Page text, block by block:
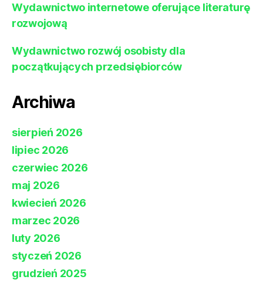
Wydawnictwo internetowe oferujące literaturę
rozwojową
Wydawnictwo rozwój osobisty dla
początkujących przedsiębiorców
Archiwa
sierpień 2026
lipiec 2026
czerwiec 2026
maj 2026
kwiecień 2026
marzec 2026
luty 2026
styczeń 2026
grudzień 2025